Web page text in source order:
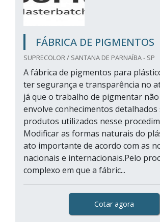
FÁBRICA DE PIGMENTOS
SUPRECOLOR / SANTANA DE PARNAÍBA - SP
A fábrica de pigmentos para
ter segurança e transparência no
já que o trabalho de pigmentar não
envolve conhecimentos detalhados
produtos utilizados nesse
Modificar as formas naturais do
ato importante de acordo com as
nacionais e internacionais.Pelo
complexo em que a fábric...
Cotar agora